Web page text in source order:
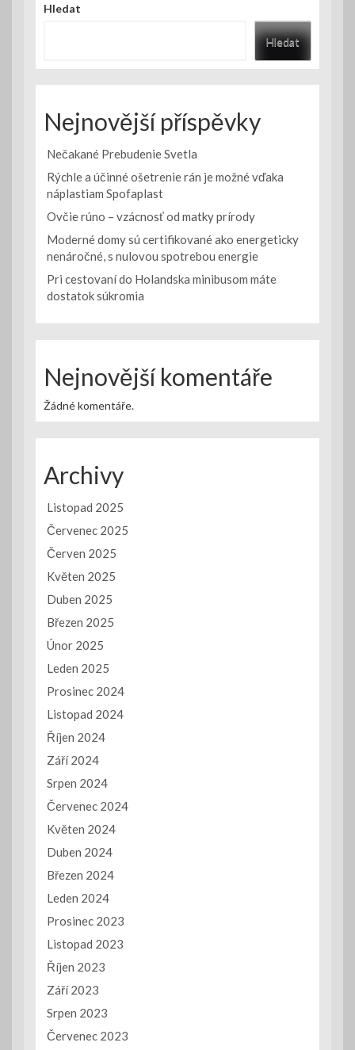
Hledat
Hledat
Nejnovější příspěvky
Nečakané Prebudenie Svetla
Rýchle a účinné ošetrenie rán je možné vďaka
náplastiam Spofaplast
Ovčie rúno – vzácnosť od matky prírody
Moderné domy sú certifikované ako energeticky
nenáročné, s nulovou spotrebou energie
Pri cestovaní do Holandska minibusom máte
dostatok súkromia
Nejnovější komentáře
Žádné komentáře.
Archivy
Listopad 2025
Červenec 2025
Červen 2025
Květen 2025
Duben 2025
Březen 2025
Únor 2025
Leden 2025
Prosinec 2024
Listopad 2024
Říjen 2024
Září 2024
Srpen 2024
Červenec 2024
Květen 2024
Duben 2024
Březen 2024
Leden 2024
Prosinec 2023
Listopad 2023
Říjen 2023
Září 2023
Srpen 2023
Červenec 2023